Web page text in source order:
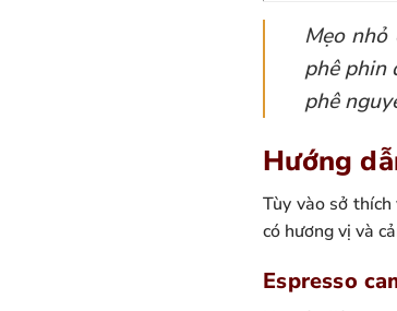
Mẹo nhỏ
phê phin
phê
Hướng
Tùy vào sở
có hương vị và
Espresso